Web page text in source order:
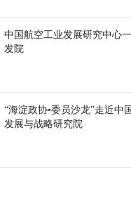
中国航空工业发展研究中心
发院
“海淀政协•委员沙龙”走近中
发展与战略研究院